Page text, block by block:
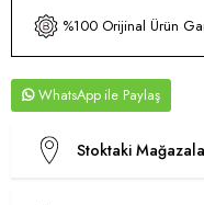
%100 Orijinal Ürün
WhatsApp
Stoktaki